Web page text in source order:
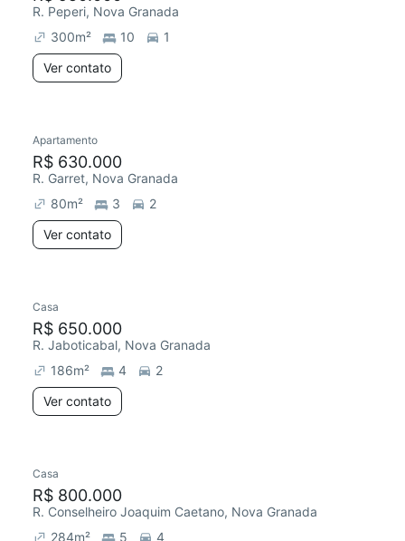
R. Peperi, Nova Granada
300m² 10
1
Ver contato
Apartamento
R$ 630.000
R. Garret, Nova Granada
80m² 3
2
Ver contato
Casa
R$ 650.000
R. Jaboticabal, Nova Granada
186m² 4
2
Ver contato
Casa
R$ 800.000
R. Conselheiro Joaquim Caetano, Nova Granada
284m² 5 4